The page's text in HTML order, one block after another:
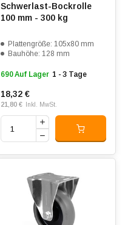
Schwerlast-Bockrolle
100 mm - 300 kg
Plattengröße: 105x80 mm
Bauhöhe: 128 mm
690 Auf Lager 1 - 3 Tage
18,32 €
21,80 € Inkl. MwSt.